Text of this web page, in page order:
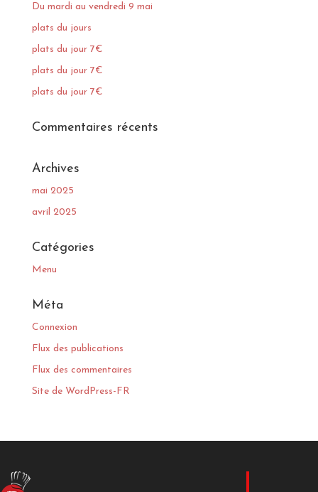
Du mardi au vendredi 9 mai
plats du jours
plats du jour 7€
plats du jour 7€
plats du jour 7€
Commentaires récents
Archives
mai 2025
avril 2025
Catégories
Menu
Méta
Connexion
Flux des publications
Flux des commentaires
Site de WordPress-FR